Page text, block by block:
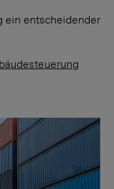
ein entschei­dender